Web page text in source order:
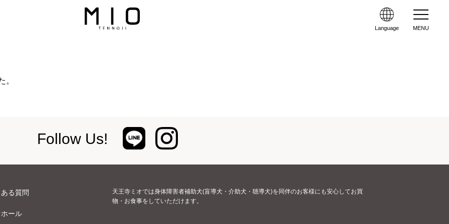
Language MENU
。
Follow Us!
る質問
ール
天王寺ミオでは身体障害者補助犬(盲導犬・介助犬・聴導犬)を同伴のお客様にも安心してお買
物・お食事をしていただけます。